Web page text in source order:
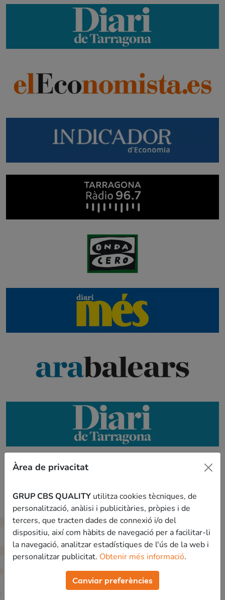
Contenido
Veremos todo el que necesitas aprender para sacar la
aptitudinales de Agentes Rurales.
Àrea de privacitat
GRUP CBS QUALITY utilitza cookies tècniques, de
personalització, anàlisi i publicitàries, pròpies i de
tercers, que tracten dades de connexió i/o del
dispositiu, així com hàbits de navegació per a facilitar-li
la navegació, analitzar estadístiques de l'ús de la web i
personalitzar publicitat. Obtenir més informació.
Canviar preferències